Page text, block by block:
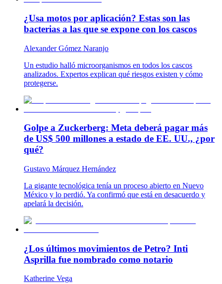
¿Usa motos por aplicación? Estas son las
bacterias a las que se expone con los cascos
Alexander Gómez Naranjo
Un estudio halló microorganismos en todos los cascos
analizados. Expertos explican qué riesgos existen y cómo
protegerse.
Golpe a Zuckerberg: Meta deberá pagar más
de US$ 500 millones a estado de EE. UU., ¿por
qué?
Gustavo Márquez Hernández
La gigante tecnológica tenía un proceso abierto en Nuevo
México y lo perdió. Ya confirmó que está en desacuerdo y
apelará la decisión.
¿Los últimos movimientos de Petro? Inti
Asprilla fue nombrado como notario
Katherine Vega